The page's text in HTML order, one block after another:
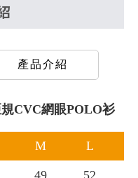
產品介紹
CVC網眼POLO衫
M L